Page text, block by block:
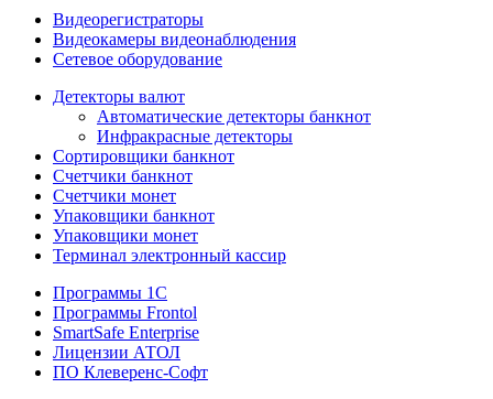
Видеорегистраторы
Видеокамеры видеонаблюдения
Сетевое оборудование
Детекторы валют
Автоматические детекторы банкнот
Инфракрасные детекторы
Сортировщики банкнот
Счетчики банкнот
Счетчики монет
Упаковщики банкнот
Упаковщики монет
Терминал электронный кассир
Программы 1C
Программы Frontol
SmartSafe Enterprise
Лицензии АТОЛ
ПО Клеверенс-Софт